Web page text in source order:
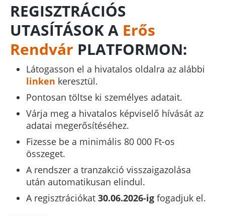
REGISZTRÁCIÓS
UTASÍTÁSOK A Erős
Rendvár PLATFORMON:
Látogasson el a hivatalos oldalra az alábbi
linken keresztül.
Pontosan töltse ki személyes adatait.
Várja meg a hivatalos képviselő hívását az
adatai megerősítéséhez.
Fizesse be a minimális 80 000 Ft-os
összeget.
A rendszer a tranzakció visszaigazolása
után automatikusan elindul.
A regisztrációkat30.06.2026-igfogadjuk el.